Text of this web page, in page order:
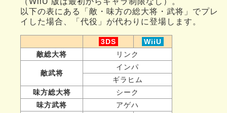
以下の表にある「敵・味方の総大将・武将」でプレ
イした場合、「代役」が代わりに登場します。
3DS
WiiU
敵総大将
リンク
敵武将
インパ
ギラヒム
味方総大将
シーク
味方武将
アゲハ